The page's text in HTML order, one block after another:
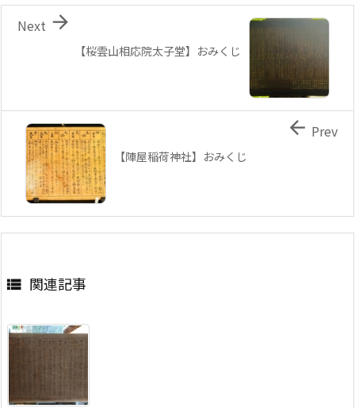
【桜雲山相応院太子堂】おみくじ

Next
【陣屋稲荷神社】おみくじ
 Prev
 関連記事